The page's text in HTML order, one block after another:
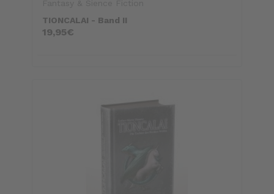
TIONCALAI - Band II
19,95€